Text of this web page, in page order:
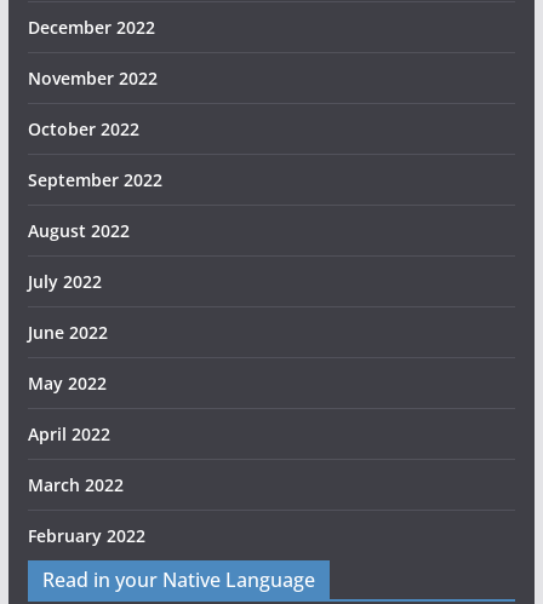
December 2022
November 2022
October 2022
September 2022
August 2022
July 2022
June 2022
May 2022
April 2022
March 2022
February 2022
Read in your Native Language